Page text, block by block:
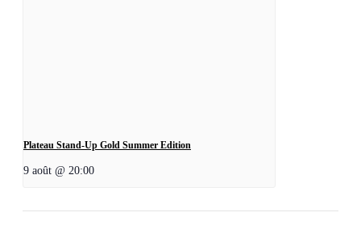
Plateau Stand-Up Gold Summer Edition
9 août @ 20:00